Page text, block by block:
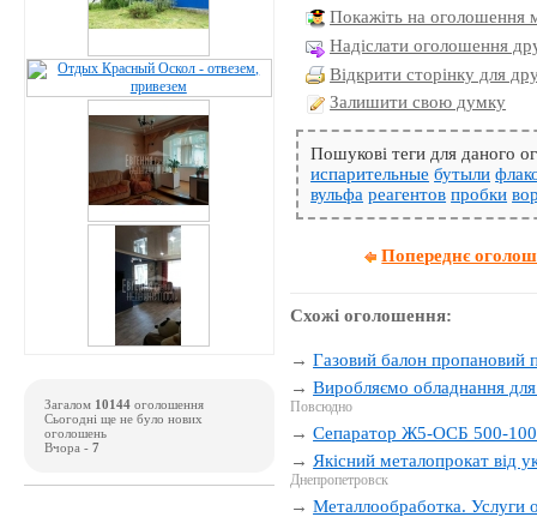
Покажіть на оголошення
Надіслати оголошення
Відкрити сторінку для
Залишити свою думку
Пошукові теги для даного
испарительные бутыли
вульфа реагентов пробки
Попереднє
Схожі оголошення:
→Газовий балон пропановий
→Виробляємо обладнання
Повсюдно
→Сепаратор Ж5-ОСБ 500-
→ Якісний металопрокат від
Днепропетровск
→Металлообработка.
Загалом 10144 оголошення
Сьогодні ще не було нових
оголошень
Вчора - 7